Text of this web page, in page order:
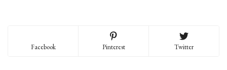
Facebook Pinterest Twitter